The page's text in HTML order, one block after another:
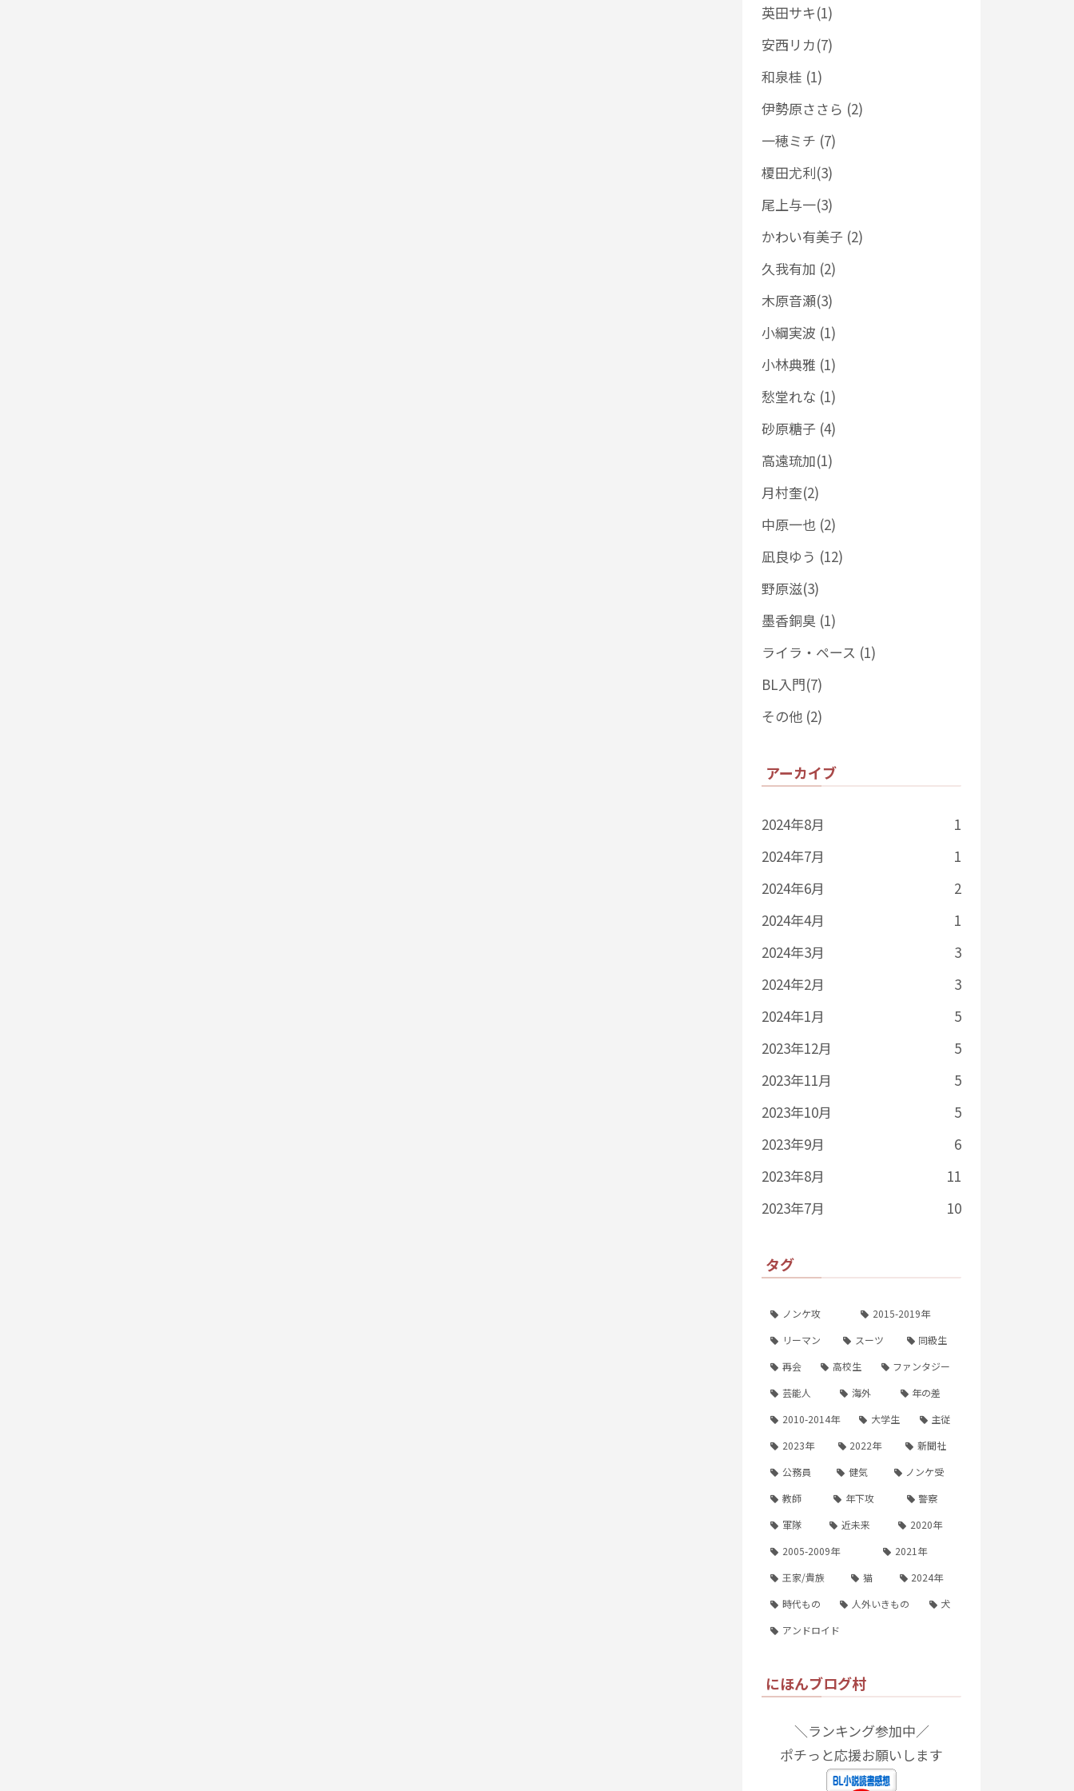
英田サキ(1)
安西リカ(7)
和泉桂 (1)
伊勢原ささら (2)
一穂ミチ (7)
榎田尤利(3)
尾上与一(3)
かわい有美子 (2)
久我有加 (2)
木原音瀬(3)
小綱実波 (1)
小林典雅 (1)
愁堂れな (1)
砂原糖子 (4)
高遠琉加(1)
月村奎(2)
中原一也 (2)
凪良ゆう (12)
野原滋(3)
墨香銅臭 (1)
ライラ・ペース (1)
BL入門(7)
その他 (2)
アーカイブ
2024年8月
1
2024年7月
1
2024年6月
2
2024年4月
1
2024年3月
3
2024年2月
3
2024年1月
5
2023年12月
5
2023年11月
5
2023年10月
5
2023年9月
6
2023年8月
11
2023年7月
10
タグ
ノンケ攻
2015-2019年
リーマン
スーツ
同級生
再会
高校生
ファンタジー
芸能人
海外
年の差
2010-2014年
大学生
主従
2023年
2022年
新聞社
公務員
健気
ノンケ受
教師
年下攻
警察
軍隊
近未来
2020年
2005-2009年
2021年
王家/貴族
猫
2024年
時代もの
人外いきもの
犬
アンドロイド
にほんブログ村
＼ランキング参加中／
ポチっと応援お願いします